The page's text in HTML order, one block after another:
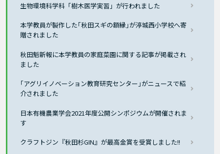
生物環境科学科「樹木医学実習」が行われました
本学教員が製作した｢秋田スギの額縁｣が渟城西小学校へ寄
贈されました
秋田魁新報に本学教員の家庭菜園に関する記事が掲載され
ました
｢アグリイノベーション教育研究センター｣がニュースで紹
介されました
日本有機農業学会2021年度公開シンポジウムが開催されま
す
クラフトジン『秋田杉GIN』が最高金賞を受賞しました!!